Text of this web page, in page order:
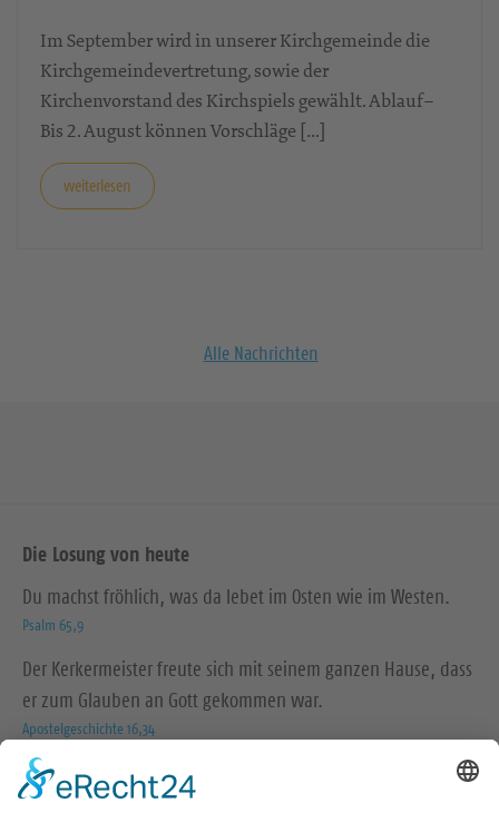
Im September wird in unserer Kirchgemeinde die
Kirchgemeindevertretung, sowie der
Kirchenvorstand des Kirchspiels gewählt. Ablauf–
Bis 2. August können Vorschläge […]
weiterlesen
Alle Nachrichten
Die Losung von heute
Du machst fröhlich, was da lebet im Osten wie im Westen.
Psalm 65,9
Der Kerkermeister freute sich mit seinem ganzen Hause, dass
er zum Glauben an Gott gekommen war.
Apostelgeschichte 16,34
© Evangelische Brüder-Unität – Herrnhuter Brüdergemeine
Weitere Informationen finden Sie hier